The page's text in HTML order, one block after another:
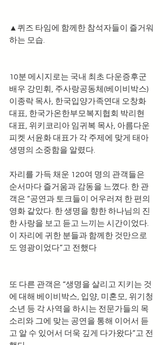
▲퀴즈 타임에 함께한 참석자들이 즐거워
하는 모습.
10분 메시지로는 국내 최초 다운증후군
배우 강민휘, 주사랑공동체(베이비박스)
이종락 목사, 한국입양가족연대 오창화
대표, 한국가온한부모복지협회 박리현
대표, 위키코리아 임귀복 목사, 아름다운
피켓 서윤화 대표가 각 주제에 맞게 태아
생명의 소중함을 알렸다.
자리를 가득 채운 120여 명의 관객들은
순서마다 즐거움과 감동을 느꼈다. 한 관
객은 “공연과 토크들이 어우러져 한 편의
영화 같았다. 한 생명을 향한 하나님의 진
한 사랑을 보고 듣고 느끼는 시간이었다.
이 자리에 귀한 분들과 함께한 것만으로
도 영광이었다”고 전했다
또 다른 관객은 “생명을 살리고 지키는 것
에 대해 베이비박스, 입양, 미혼모, 위기청
소년 등 각 사역을 하시는 전문가들의 목
소리와 그에 맞는 공연을 통해 이어서 듣
고 알 수 있어서 더욱 깊게 다가왔다”고 전